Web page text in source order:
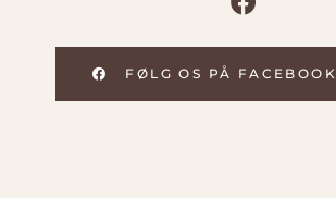
FØLG OS PÅ FACEBOOK